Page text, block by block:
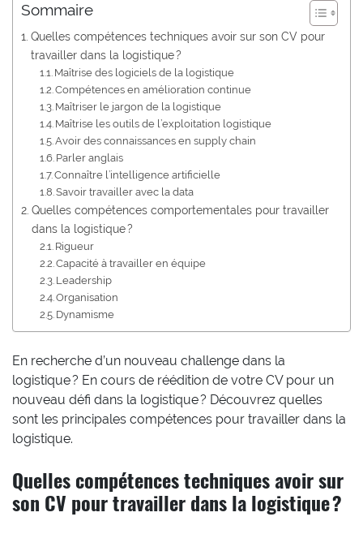
Sommaire
Quelles compétences techniques avoir sur son CV pour
travailler dans la logistique ?
Maîtrise des logiciels de la logistique
Compétences en amélioration continue
Maîtriser le jargon de la logistique
Maîtrise les outils de l’exploitation logistique
Avoir des connaissances en supply chain
Parler anglais
Connaître l’intelligence artificielle
Savoir travailler avec la data
Quelles compétences comportementales pour travailler
dans la logistique ?
Rigueur
Capacité à travailler en équipe
Leadership
Organisation
Dynamisme
En recherche d’un nouveau challenge dans la
logistique ? En cours de réédition de votre CV pour un
nouveau défi dans la logistique ? Découvrez quelles
sont les principales compétences pour travailler dans la
logistique.
Quelles compétences techniques avoir sur
son CV pour travailler dans la logistique ?